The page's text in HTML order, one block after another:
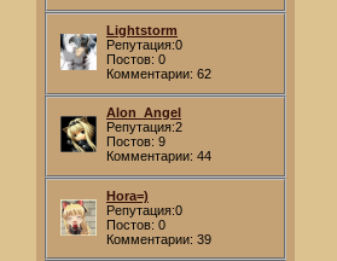
Lightstorm
Репутация:0
Постов: 0
Комментарии: 62
Alon_Angel
Репутация:2
Постов: 9
Комментарии: 44
Hora=)
Репутация:0
Постов: 0
Комментарии: 39